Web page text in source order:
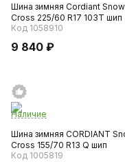
Шина зимняя Cordiant Snow
Cross 225/60 R17 103T шип
Код 1058910
9 840 ₽
Наличие
Шина зимняя CORDIANT
Cross 155/70 R13 Q шип
Код 1005819